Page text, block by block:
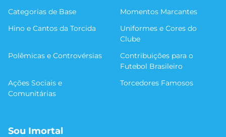
Categorias de Base
Momentos Marcantes
Hino e Cantos da Torcida
Uniformes e Cores do
Clube
Polêmicas e Controvérsias
Contribuições para o
Futebol Brasileiro
Ações Sociais e
Comunitárias
Torcedores Famosos
Sou Imortal